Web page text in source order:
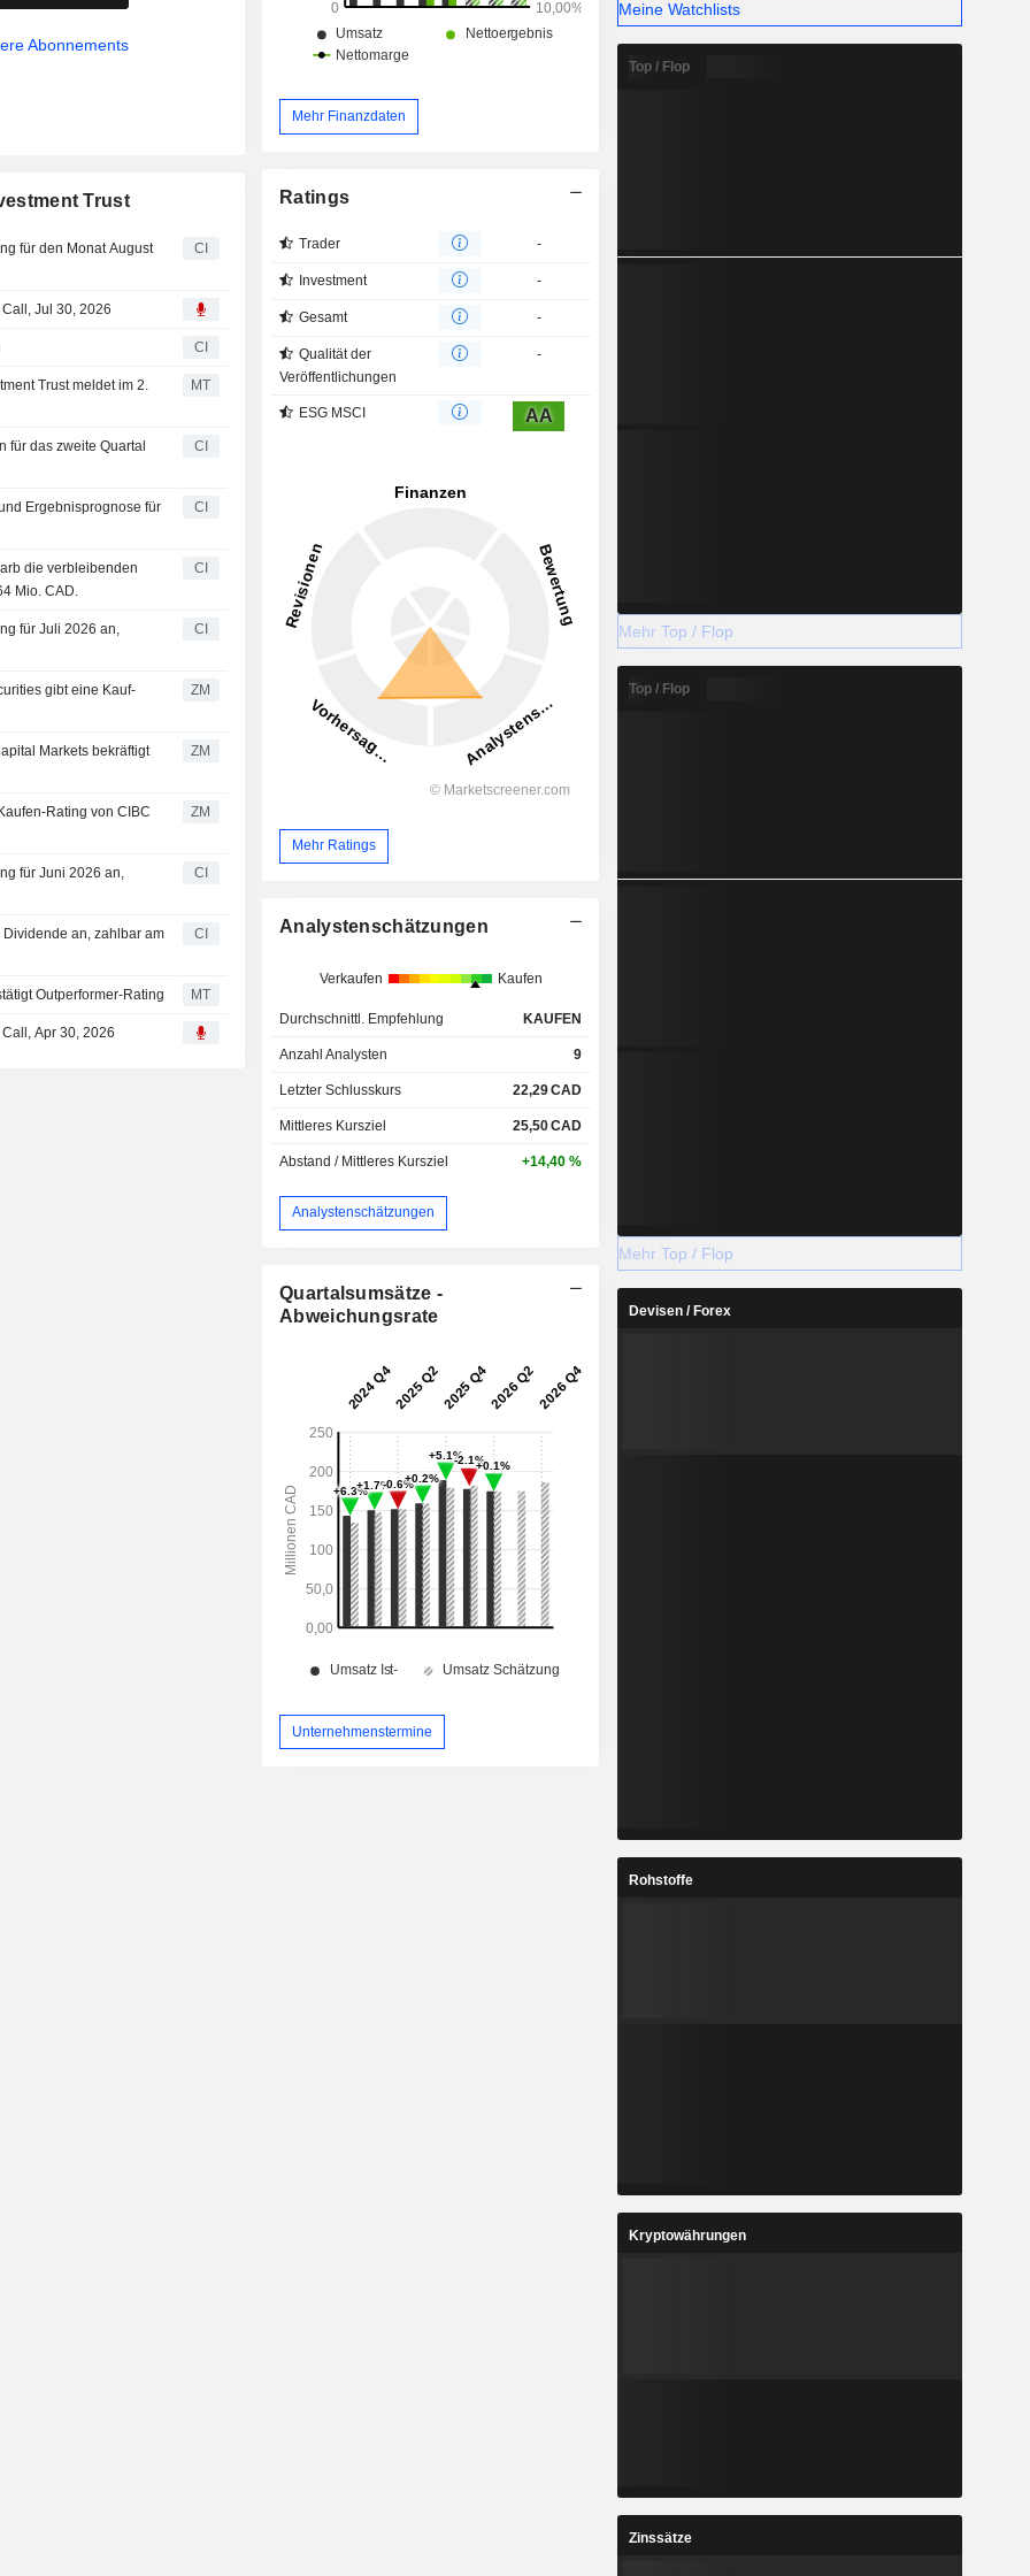
Abonnements
Trust
für den Monat August
CI
Jul 30, 2026
CI
Trust meldet im 2.
MT
für das zweite Quartal
CI
Ergebnisprognose für
CI
die verbleibenden
Mio. CAD.
CI
für Juli 2026 an,
CI
ZM
ZM
ZM
für Juni 2026 an,
CI
Dividende an, zahlbar am
CI
Outperformer-Rating MT
Apr 30, 2026
Mehr Finanzdaten
Ratings
Trader -
Investment -
Gesamt -
Qualität der
Veröffentlichungen
-
ESG MSCI AA
Mehr Ratings
Analystenschätzungen
Verkaufen Kaufen
Durchschnittl. Empfehlung KAUFEN
Anzahl Analysten 9
Letzter Schlusskurs 22,29CAD
Mittleres Kursziel 25,50CAD
Abstand / Mittleres Kursziel +14,40 %
Analystenschätzungen
Quartalsumsätze -
Abweichungsrate
Unternehmenstermine
Meine Watchlists
Top / Flop
Mehr Top / Flop
Top / Flop
Mehr Top / Flop
Devisen / Forex
Rohstoffe
Kryptowährungen
Zinssätze